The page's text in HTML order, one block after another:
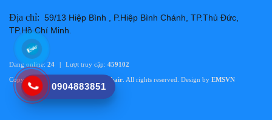
Chi tiết
0904883851
Địa chỉ: 59/13 Hiệp Bình , P.Hiệp Bình Chánh, TP.Thủ Đức,
TP.Hồ Chí Minh.
Đang online: 24 Lượt truy cập: 459102
Copyright © 2015 Care Massage Chair . All rights reserved. Design by EMSVN